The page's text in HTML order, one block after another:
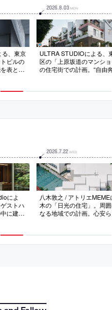
る、東京
ビルの
表と裏
性を際
な表情
2026.8.03 MON
ULTRA STUDIOによる、
区の「上原坂道のマンシ
の住宅街での計画。“自由
て“過剰に拡大解釈と変形”
を実践。“新たな自然”を
によ
ストハ
に建つ
状の縁
を土間
2026.7.22 WED
八木敦之 / アトリエ
木の「日光の住宅」。周
なる地域での計画。心安
一部である岩場のような佇
築を考案。渦巻状の平面